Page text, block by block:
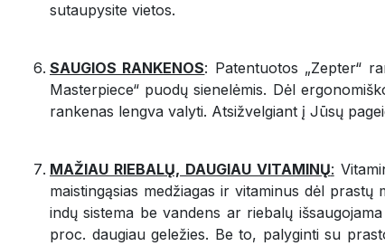
sutaupysite vietos.
SAUGIOS RANKENOS: Patentuotos „Zepter“
Masterpiece“ puodų sienelėmis. Dėl
rankenas lengva valyti. Atsižvelgiant į Jūsų
MAŽIAU RIEBALŲ, DAUGIAU VITAMINŲ:
maistingąsias medžiagas ir vitaminus dėl
indų sistema be vandens ar riebalų
proc. daugiau geležies. Be to, palyginti su